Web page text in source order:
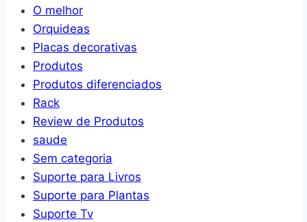
O melhor
Orquideas
Placas decorativas
Produtos
Produtos diferenciados
Rack
Review de Produtos
saude
Sem categoria
Suporte para Livros
Suporte para Plantas
Suporte Tv